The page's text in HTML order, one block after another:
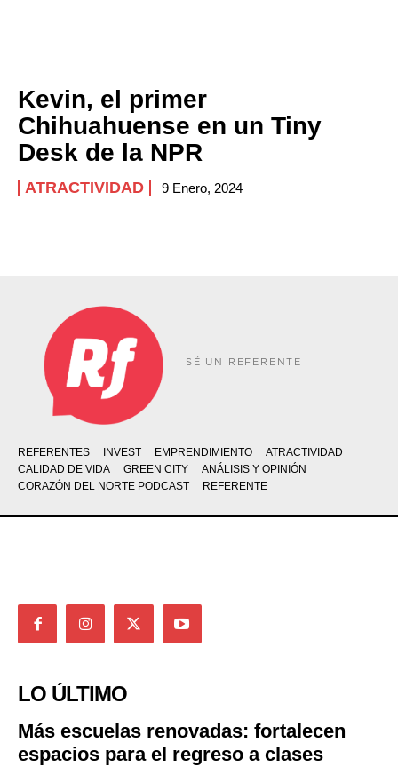
Kevin, el primer
Chihuahuense en un Tiny
Desk de la NPR
ATRACTIVIDAD 9 Enero, 2024
SÉ UN REFERENTE
REFERENTES INVEST EMPRENDIMIENTO
ATRACTIVIDAD
CALIDAD DE VIDA
GREEN CITY
ANÁLISIS Y OPINIÓN
CORAZÓN DEL NORTE PODCAST
REFERENTE
LO ÚLTIMO
Más escuelas renovadas: fortalecen
espacios para el regreso a clases